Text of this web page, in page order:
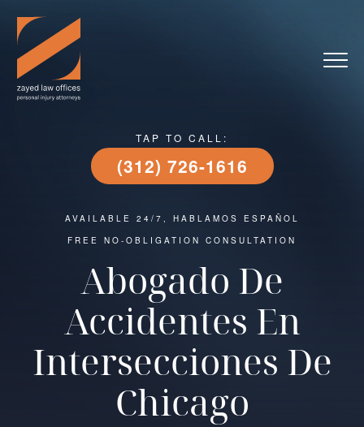
TAP TO CALL:
(312) 726-1616
AVAILABLE 24/7, HABLAMOS ESPAÑOL
FREE NO-OBLIGATION CONSULTATION
Abogado De
Accidentes En
Intersecciones De
Chicago